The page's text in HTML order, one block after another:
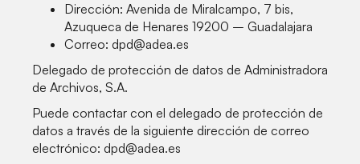
Dirección: Avenida de Miralcampo, 7 bis,
Azuqueca de Henares 19200 – Guadalajara
Correo: dpd@adea.es
Delegado de protección de datos de Administradora
de Archivos, S.A.
Puede contactar con el delegado de protección de
datos a través de la siguiente dirección de correo
electrónico: dpd@adea.es